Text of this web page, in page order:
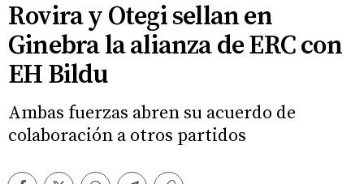
Rovira y Otegi sellan en
Ginebra la alianza de ERC con
EH Bildu
Ambas fuerzas abren su acuerdo de
colaboración a otros partidos